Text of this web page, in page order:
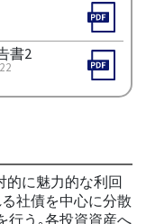
書2
的に魅力的な利回
社債を中心に分散
行う｡各投資資産へ